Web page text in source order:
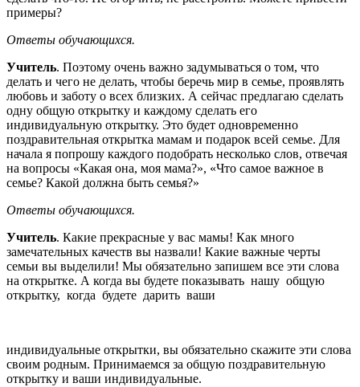
примеры?
Ответы обучающихся.
Учитель. Поэтому очень важно задумываться о том, что
делать и чего не делать, чтобы беречь мир в семье, проявлять
любовь и заботу о всех близких. А сейчас предлагаю сделать
одну общую открытку и каждому сделать его
индивидуальную открытку. Это будет одновременно
поздравительная открытка мамам и подарок всей семье. Для
начала я попрошу каждого подобрать несколько слов, отвечая
на вопросы «Какая она, моя мама?», «Что самое важное в
семье? Какой должна быть семья?»
Ответы обучающихся.
Учитель. Какие прекрасные у вас мамы! Как много
замечательных качеств вы назвали! Какие важные черты
семьи вы выделили! Мы обязательно запишем все эти слова
на открытке. А когда вы будете показывать нашу общую
открытку, когда будете дарить ваши
индивидуальные открытки, вы обязательно скажите эти слова
своим родным. Принимаемся за общую поздравительную
открытку и ваши индивидуальные.